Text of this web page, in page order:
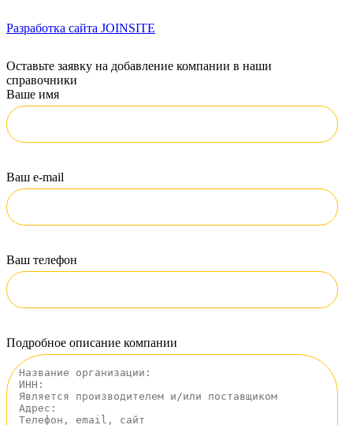
Разработка сайта JOINSITE
Оставьте заявку на добавление компании в наши
справочники
Ваше имя
Ваш e-mail
Ваш телефон
Подробное описание компании